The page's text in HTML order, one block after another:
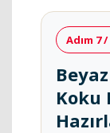
Adım 7 /
Koku